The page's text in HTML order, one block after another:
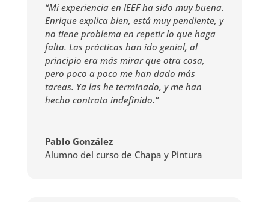
“Mi experiencia en IEEF ha sido muy buena.
Enrique explica bien, está muy pendiente, y
no tiene problema en repetir lo que haga
falta. Las prácticas han ido genial, al
principio era más mirar que otra cosa,
pero poco a poco me han dado más
tareas. Ya las he terminado, y me han
hecho contrato indefinido.“
Pablo González
Alumno del curso de Chapa y Pintura